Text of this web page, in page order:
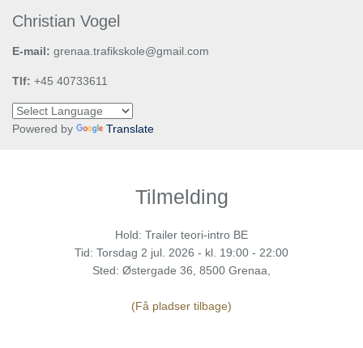
Christian Vogel
E-mail: grenaa.trafikskole@gmail.com
Tlf: +45 40733611
Powered by Translate
Tilmelding
Hold: Trailer teori-intro BE
Tid: Torsdag 2 jul. 2026 - kl. 19:00 - 22:00
Sted: Østergade 36, 8500 Grenaa,
(Få pladser tilbage)